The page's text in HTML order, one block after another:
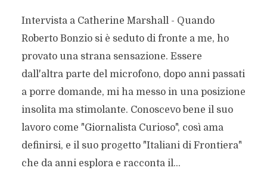
Intervista a Catherine Marshall - Quando
Roberto Bonzio si è seduto di fronte a me, ho
provato una strana sensazione. Essere
dall'altra parte del microfono, dopo anni passati
a porre domande, mi ha messo in una posizione
insolita ma stimolante. Conoscevo bene il suo
lavoro come "Giornalista Curioso", così ama
definirsi, e il suo progetto "Italiani di Frontiera"
che da anni esplora e racconta il...